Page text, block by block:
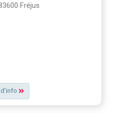
d'info
Fréjus